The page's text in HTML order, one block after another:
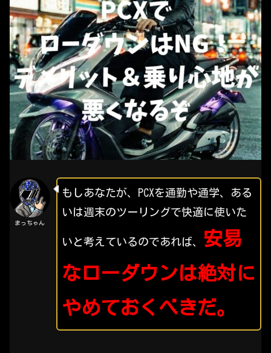
まっちゃん
もしあなたが、PCXを通勤や通学、ある
いは週末のツーリングで快適に使いた
いと考えているのであれば、
安易
なローダウンは絶対に
やめておくべきだ。